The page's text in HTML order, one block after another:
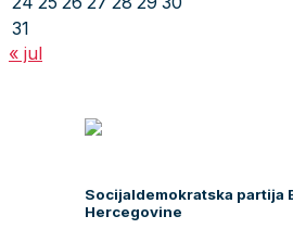
31
« jul
Socijaldemokratska partija
Hercegovine